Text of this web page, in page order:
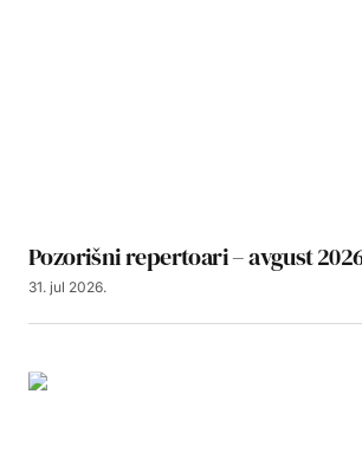
Pozorišni repertoari – avgust
31. jul 2026.